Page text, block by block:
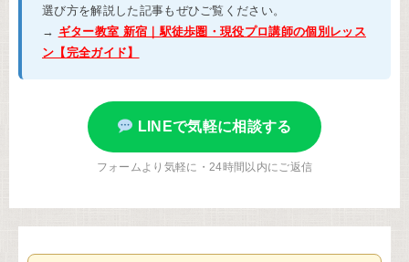
選び方を解説した記事もぜひご覧ください。
→ ギター教室 新宿｜駅徒歩圏・現役プロ講師の個別レッス
ン【完全ガイド】
LINEで気軽に相談する
フォームより気軽に・24時間以内にご返信